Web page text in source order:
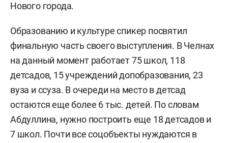
Нового города.
Образованию и культуре спикер посвятил
финальную часть своего выступления. В Челнах
на данный момент работает 75 школ, 118
детсадов, 15 учреждений допобразования, 23
вуза и ссуза. В очереди на место в детсад
остаются еще более 6 тыс. детей. По словам
Абдуллина, нужно построить еще 18 детсадов и
7 школ. Почти все соцобъекты нуждаются в